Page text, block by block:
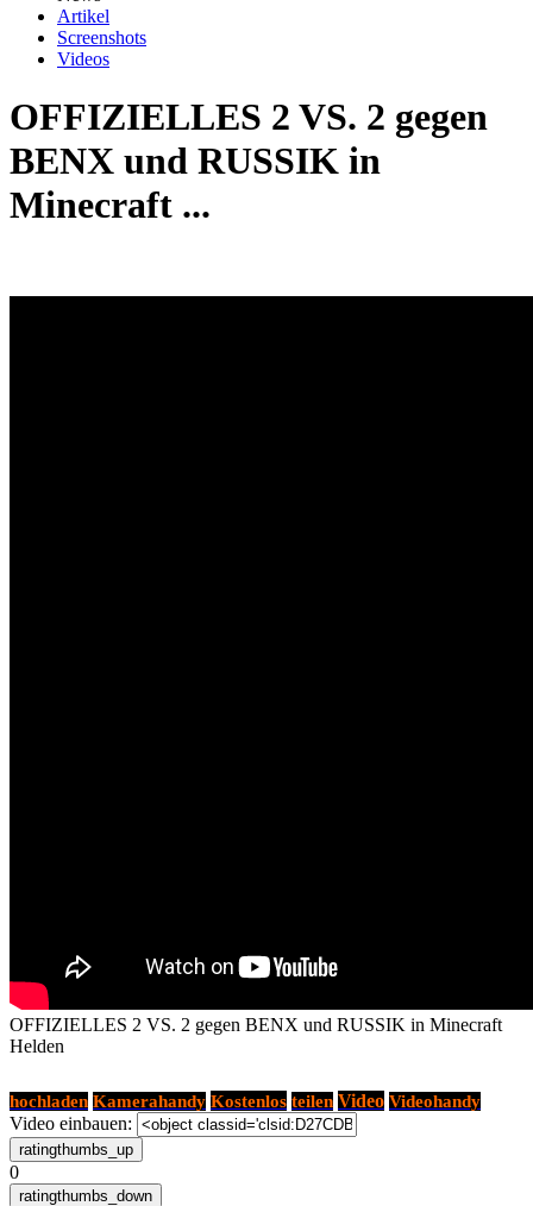
Artikel
Screenshots
Videos
OFFIZIELLES 2 VS. 2 gegen
BENX und RUSSIK in
Minecraft ...
OFFIZIELLES 2 VS. 2 gegen BENX und RUSSIK in Minecraft
Helden
hochladen Kamerahandy Kostenlos teilen Video Videohandy
Video einbauen:
0